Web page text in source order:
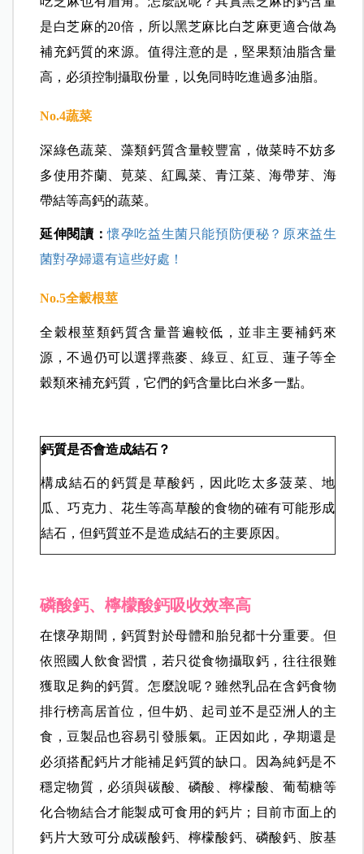
是白芝麻的20倍，所以黑芝麻比白芝麻更適合做為
補充鈣質的來源。值得注意的是，堅果類油脂含量
高，必須控制攝取份量，以免同時吃進過多油脂。
No.4蔬菜
深綠色蔬菜、藻類鈣質含量較豐富，做菜時不妨多
多使用芥蘭、莧菜、紅鳳菜、青江菜、海帶芽、海
帶結等高鈣的蔬菜。
延伸閱讀：懷孕吃益生菌只能預防便秘？原來益生
菌對孕婦還有這些好處！
No.5全穀根莖
全穀根莖類鈣質含量普遍較低，並非主要補鈣來
源，不過仍可以選擇燕麥、綠豆、紅豆、蓮子等全
穀類來補充鈣質，它們的鈣含量比白米多一點。
鈣質是否會造成結石？
構成結石的鈣質是草酸鈣，因此吃太多菠菜、地
瓜、巧克力、花生等高草酸的食物的確有可能形成
結石，但鈣質並不是造成結石的主要原因。
磷酸鈣、檸檬酸鈣吸收效率高
在懷孕期間，鈣質對於母體和胎兒都十分重要。但
依照國人飲食習慣，若只從食物攝取鈣，往往很難
獲取足夠的鈣質。怎麼說呢？雖然乳品在含鈣食物
排行榜高居首位，但牛奶、起司並不是亞洲人的主
食，豆製品也容易引發脹氣。正因如此，孕期還是
必須搭配鈣片才能補足鈣質的缺口。因為純鈣是不
穩定物質，必須與碳酸、磷酸、檸檬酸、葡萄糖等
化合物結合才能製成可食用的鈣片；目前市面上的
鈣片大致可分成碳酸鈣、檸檬酸鈣、磷酸鈣、胺基